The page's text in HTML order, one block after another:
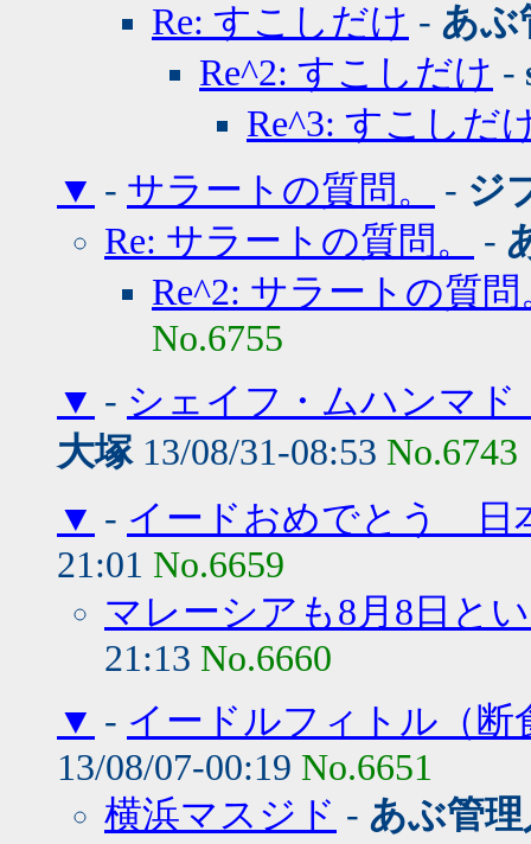
Re: すこしだけ - あぶ
Re^2: すこしだけ -
Re^3: すこしだ
▼ - サラートの質問。 - ジ
Re: サラートの質問。
-
Re^2: サラートの質問
No.6755
▼ - シェイフ・ムハンマ
大塚13/08/31-08:53 No.6743
▼ - イードおめでとう 日
21:01 No.6659
マレーシアも8月8日と
21:13 No.6660
▼ - イードルフィトル（
13/08/07-00:19 No.6651
横浜マスジド - あぶ管理